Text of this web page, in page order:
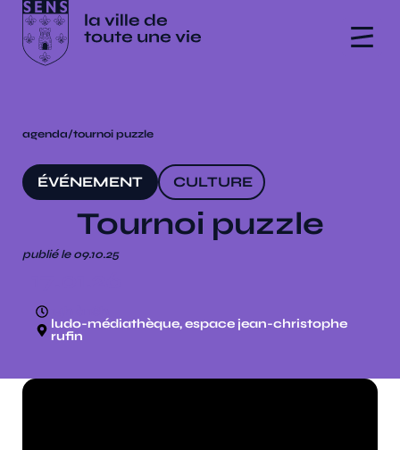
agenda/tournoi puzzle
ÉVÉNEMENT CULTURE
Tournoi puzzle
publié le 09.10.25
ludo-médiathèque, espace jean-christophe
rufin